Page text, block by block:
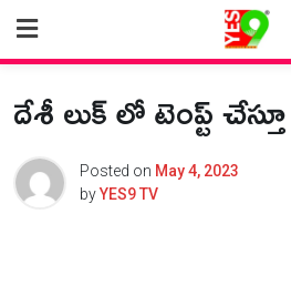
content
దేశీ లుక్ లో టెంప్ట్
Posted on May 4, 2023
byYES9 TV